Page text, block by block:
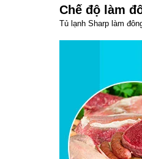
Chế độ làm
Tủ lạnh Sharp làm